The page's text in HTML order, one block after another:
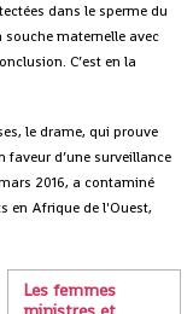
dans le sperme du
maternelle avec
C’est en la
le drame, qui prouve
faveur d’une surveillance
2016, a contaminé
en Afrique de l'Ouest,
Les femmes